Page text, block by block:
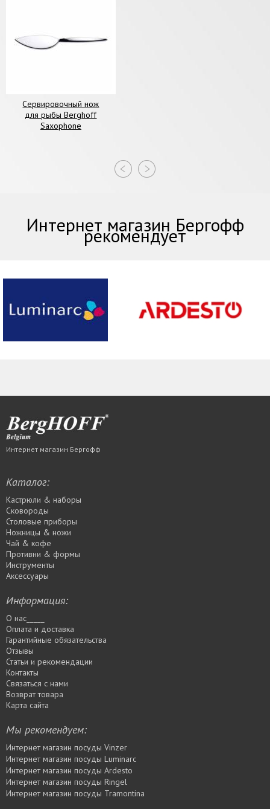
Сервировочный нож
для рыбы Berghoff
Saxophone
Интернет магазин Бергофф
рекомендует
Интернет магазин Бергофф
Каталог:
Кастрюли & наборы
Сковороды
Столовые приборы
Ножницы & ножи
Чай & кофе
Противни & формы
Инструменты
Аксессуары
Информация:
О нас_____
Оплата и доставка
Гарантийные обязательства
Отзывы
Статьи и рекомендации
Контакты
Связаться с нами
Возврат товара
Карта сайта
Мы рекомендуем:
Интернет магазин посуды Vinzer
Интернет магазин посуды Luminarc
Интернет магазин посуды Ardesto
Интернет магазин посуды Rіngel
Интернет магазин посуды Tramontina